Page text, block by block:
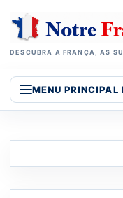
DESCUBRA A FRANÇA, AS
MENU PRINCIPAL